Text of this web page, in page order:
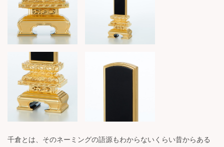
千倉とは、そのネーミングの語源もわからないくらい昔からある